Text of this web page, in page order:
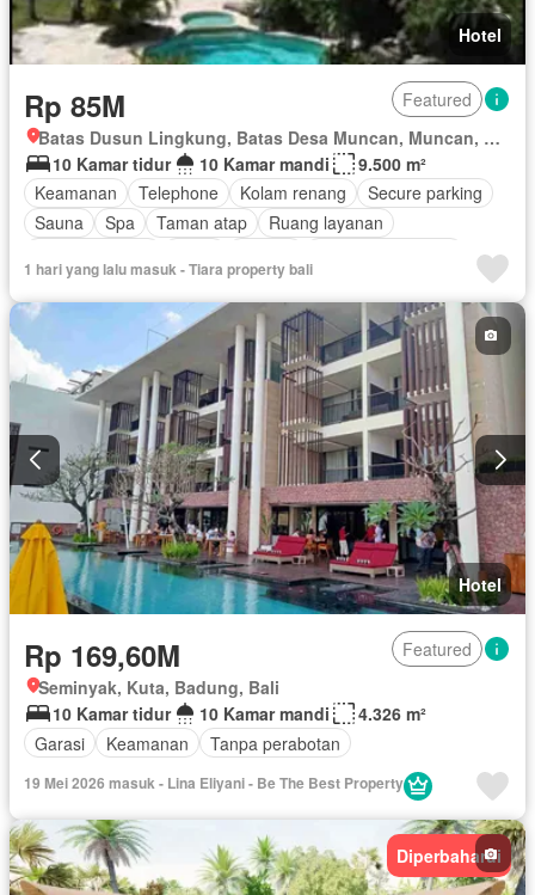
Hotel
Rp 85M
Featured
Batas Dusun Lingkung, Batas Desa Muncan, Muncan, Kecamatan Kopang, Lombok Tengah, Nusa Tenggara Barat
10 Kamar tidur
10 Kamar mandi
9.500 m²
Keamanan
Telephone Kolam renang
Secure parking
Sauna
Spa Taman atap
Ruang layanan
Wifi
Tangki air Air Kabel video
Pay TV access
Gas alam
Pemandangan panorama
Outdoor entertaining area
Pustaka
Ruang kantor
Jacuzzi
Internet Pemanasan Interkom
Gym
Dapur terpadu
Rumah jaga Hot water
Panggang
Listrik
Fully fenced
Akses bagi penyandang disabilitas
Perapian
Deck Dapur lengkap Pramutamu
Taman
Area anak-anak
Lemari pakaian bawaan
Rubanah
Balkon
Cctv Alarm Garasi AC Berperabot lengkap
1 hari yang lalu masuk - Tiara property bali
Hotel
Rp 169,60M
Featured
Seminyak, Kuta, Badung, Bali
10 Kamar tidur
10 Kamar mandi
4.326 m²
Garasi
Keamanan Tanpa perabotan
19 Mei 2026 masuk - Lina Eliyani - Be The Best Property
Diperbaharui